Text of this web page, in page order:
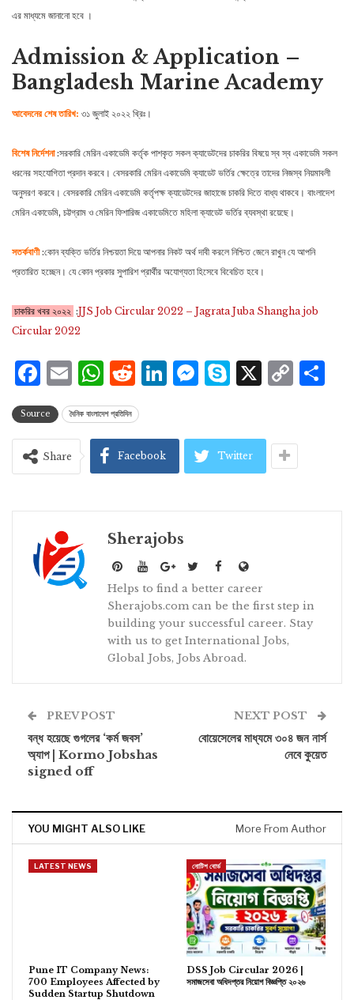
এর মাধ্যমে জানানাে হবে ।
Admission & Application –
Bangladesh Marine Academy
আবেদনের শেষ তারিখ: ৩১ জুলাই ২০২২ খ্রিঃ।
বিশেষ নির্দেশনা :সরকারি মেরিন একাডেমি কর্তৃক পাশকৃত সকল ক্যাডেটদের চাকরির বিষয়ে স্ব স্ব একাডেমি সকল
ধরনের সহযােগিতা প্রদান করবে। বেসরকারি মেরিন একাডেমি ক্যাডেট ভর্তির ক্ষেত্রে তাদের নিজস্ব নিয়মাবলী
অনুসরণ করবে। বেসরকারি মেরিন একাডেমি কর্তৃপক্ষ ক্যাডেটদের জাহাজে চাকরি দিতে বাধ্য থাকবে। বাংলাদেশ
মেরিন একাডেমি, চট্টগ্রাম ও মেরিন ফিশারিজ একাডেমিতে মহিলা ক্যাডেট ভর্তির ব্যবস্থা রয়েছে।
সতর্কবাণী :কোন ব্যক্তি ভর্তির নিশ্চয়তা দিয়ে আপনার নিকট অর্থ দাবী করলে নিশ্চিত জেনে রাখুন যে আপনি
প্রতারিত হচ্ছেন। যে কোন প্রকার সুপারিশ প্রার্থীর অযােগ্যতা হিসেবে বিবেচিত হবে।
চাকরির খবর ২০২২ :JJS Job Circular 2022 – Jagrata Juba Shangha job
Circular 2022
Facebook
Email
WhatsApp
Reddit
LinkedIn
Messenger
Skype
X
Source দৈনিক বাংলাদেশ প্রতিদিন
Share Facebook Twitter
Sherajobs
Helps to find a better career
Sherajobs.com can be the first step in
building your successful career. Stay
with us to get International Jobs,
Global Jobs, Jobs Abroad.
PREV POST
বন্ধ হয়েছে গুগলের ‘কর্ম জবস’
অ্যাপ | Kormo Jobshas
signed off
NEXT POST
বোয়েসেলের মাধ্যমে ৩০৪ জন নার্স
নেবে কুয়েত
YOU MIGHT ALSO LIKE More From Author
LATEST NEWS
Pune IT Company News:
700 Employees Affected by
Sudden Startup Shutdown
নোটিশ বোর্ড
DSS Job Circular 2026 |
সমাজসেবা অধিদপ্তর নিয়োগ বিজ্ঞপ্তি ২০২৬